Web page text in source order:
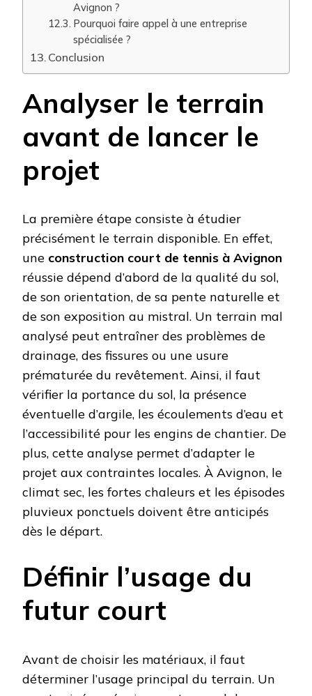
Avignon ?
Pourquoi faire appel à une entreprise
spécialisée ?
Conclusion
Analyser le terrain
avant de lancer le
projet
La première étape consiste à étudier
précisément le terrain disponible. En effet,
une construction court de tennis à Avignon
réussie dépend d’abord de la qualité du sol,
de son orientation, de sa pente naturelle et
de son exposition au mistral. Un terrain mal
analysé peut entraîner des problèmes de
drainage, des fissures ou une usure
prématurée du revêtement. Ainsi, il faut
vérifier la portance du sol, la présence
éventuelle d’argile, les écoulements d’eau et
l’accessibilité pour les engins de chantier. De
plus, cette analyse permet d’adapter le
projet aux contraintes locales. À Avignon, le
climat sec, les fortes chaleurs et les épisodes
pluvieux ponctuels doivent être anticipés
dès le départ.
Définir l’usage du
futur court
Avant de choisir les matériaux, il faut
déterminer l’usage principal du terrain. Un